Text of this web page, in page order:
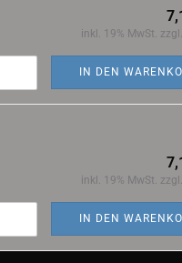
inkl. 19% MwSt. zzgl.
IN DEN
inkl. 19% MwSt. zzgl.
IN DEN